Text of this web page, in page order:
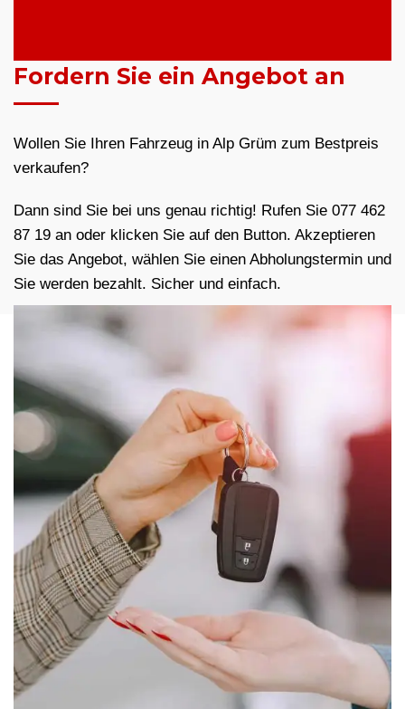
Fordern Sie ein Angebot an
Wollen Sie Ihren Fahrzeug in Alp Grüm zum Bestpreis
verkaufen?
Dann sind Sie bei uns genau richtig! Rufen Sie 077 462
87 19 an oder klicken Sie auf den Button. Akzeptieren
Sie das Angebot, wählen Sie einen Abholungstermin und
Sie werden bezahlt. Sicher und einfach.